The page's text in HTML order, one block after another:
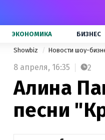
ЭКОНОМИКА БИЗНЕС
Showbiz Новости шоу-
8 апреля, 16:35 2
Алина
песни